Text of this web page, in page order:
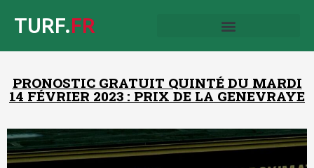
TURF.FR
PRONOSTIC GRATUIT QUINTÉ DU MARDI
14 FÉVRIER 2023 : PRIX DE LA GENEVRAYE